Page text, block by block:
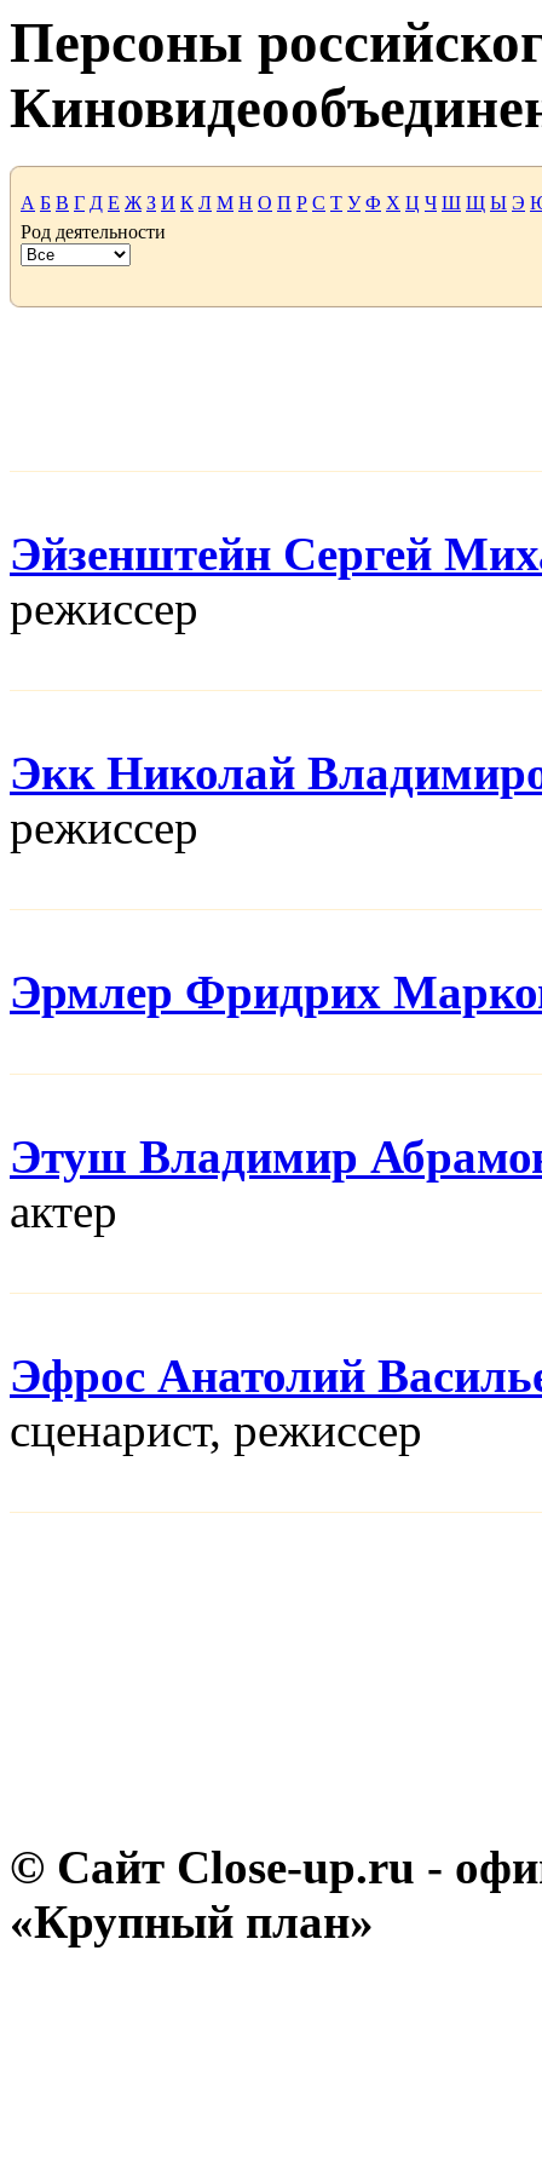
Персоны
А Б В Г Д Е Ж З И К Л М Н О П Р С Т У Ф Х Ц Ч Ш Щ Ы Э
Род деятельности
Эйзенштейн Сергей
режисcер
Экк Николай
режисcер
Эрмлер Фридрих
Этуш Владимир
актер
Эфрос Анатолий
сценарист, режисcер
© Сайт Close-up.ru -
«Крупный план»